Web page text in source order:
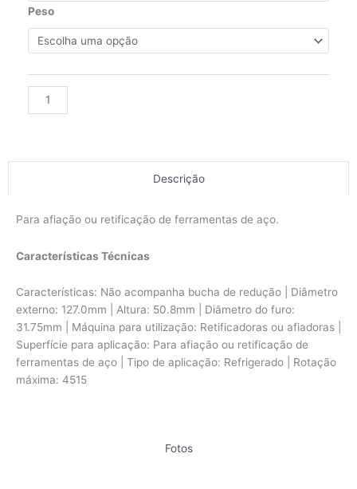
Peso
branco
38A
46
127,0x50,8x31,75mm
quantidade
Descrição
Fotos
Para afiação ou retificação de ferramentas de aço.
Características Técnicas
Características: Não acompanha bucha de redução | Diâmetro
externo: 127.0mm | Altura: 50.8mm | Diâmetro do furo:
31.75mm | Máquina para utilização: Retificadoras ou afiadoras |
Superfície para aplicação: Para afiação ou retificação de
ferramentas de aço | Tipo de aplicação: Refrigerado | Rotação
máxima: 4515